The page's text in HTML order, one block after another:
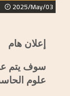
2025/May/03
إعلان هام
سوف يتم
علوم